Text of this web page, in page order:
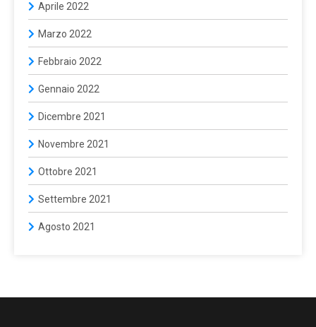
Aprile 2022
Marzo 2022
Febbraio 2022
Gennaio 2022
Dicembre 2021
Novembre 2021
Ottobre 2021
Settembre 2021
Agosto 2021